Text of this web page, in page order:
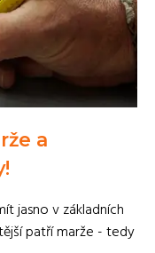
a
jasno v základních
patří marže - tedy